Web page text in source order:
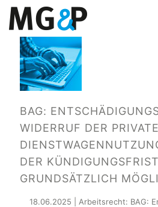
BAG:
WIDERRUF DER
DER KÜNDIGUNGSFRIST
GRUNDSÄTZLICH
18.06.2025 | Arbeitsrecht: BAG: